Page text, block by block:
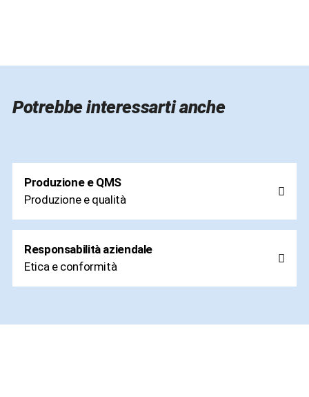
Potrebbe interessarti anche
Produzione e QMS
Produzione e qualità
Responsabilità aziendale
Etica e conformità